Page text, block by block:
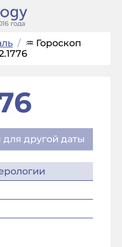
года
/ ♒ Гороскоп
для другой даты